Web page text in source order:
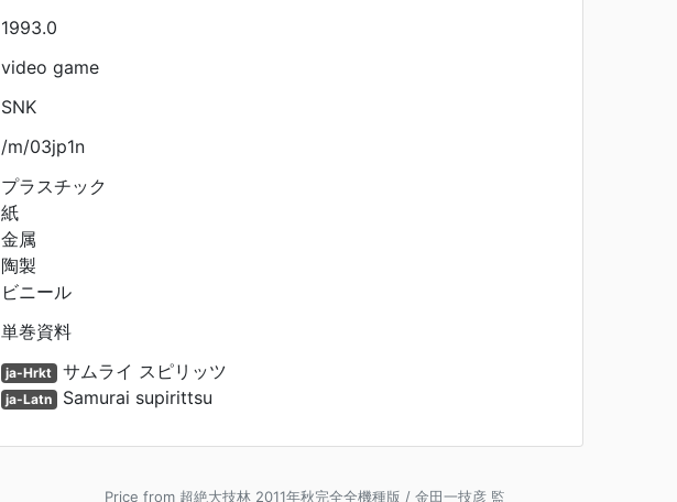
1993.0
video game
SNK
/m/03jp1n
プラスチック
紙
金属
陶製
ビニール
単巻資料
ja-Hrkt サムライ スピリッツ
ja-Latn Samurai supirittsu
Price from 超絶大技林 2011年秋完全全機種版 / 金田一技彦 監